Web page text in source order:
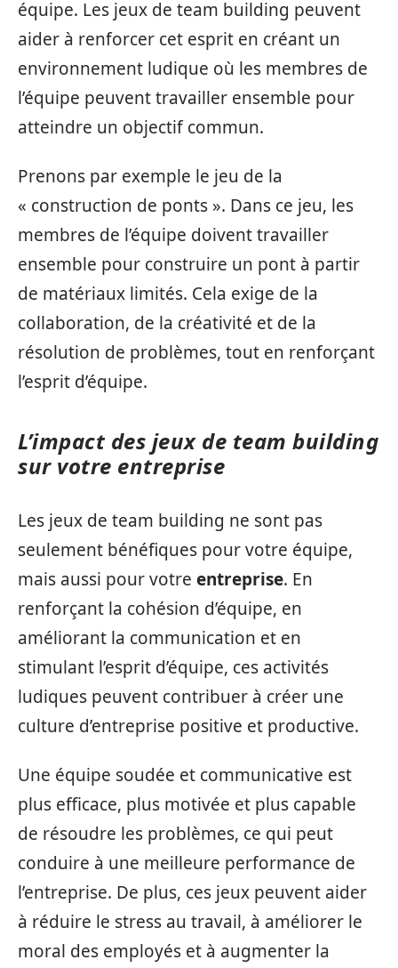
équipe. Les jeux de team building peuvent
aider à renforcer cet esprit en créant un
environnement ludique où les membres de
l’équipe peuvent travailler ensemble pour
atteindre un objectif commun.
Prenons par exemple le jeu de la
« construction de ponts ». Dans ce jeu, les
membres de l’équipe doivent travailler
ensemble pour construire un pont à partir
de matériaux limités. Cela exige de la
collaboration, de la créativité et de la
résolution de problèmes, tout en renforçant
l’esprit d’équipe.
L’impact des jeux de team building
sur votre entreprise
Les jeux de team building ne sont pas
seulement bénéfiques pour votre équipe,
mais aussi pour votre entreprise. En
renforçant la cohésion d’équipe, en
améliorant la communication et en
stimulant l’esprit d’équipe, ces activités
ludiques peuvent contribuer à créer une
culture d’entreprise positive et productive.
Une équipe soudée et communicative est
plus efficace, plus motivée et plus capable
de résoudre les problèmes, ce qui peut
conduire à une meilleure performance de
l’entreprise. De plus, ces jeux peuvent aider
à réduire le stress au travail, à améliorer le
moral des employés et à augmenter la